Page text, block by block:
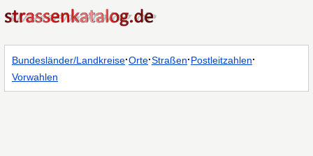
Bundesländer/Landkreise·Orte·Straßen·Postleitzahlen·
Vorwahlen